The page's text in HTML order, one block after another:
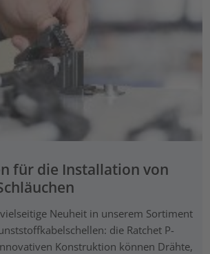
für die Installation von
Neuheit in unserem Sortiment
die Ratchet P-
Konstruktion können Drähte,